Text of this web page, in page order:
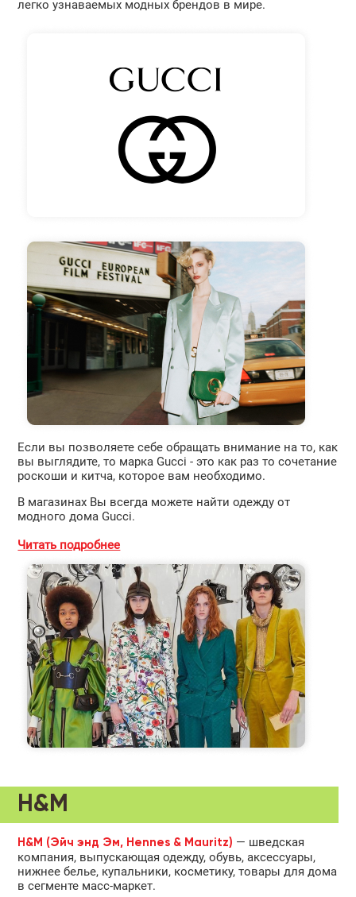
легко узнаваемых модных брендов в мире.
Если вы позволяете себе обращать внимание на то, как
вы выглядите, то марка Gucci - это как раз то сочетание
роскоши и китча, которое вам необходимо.
В магазинах Вы всегда можете найти одежду от
модного дома Gucci.
Читать подробнее
H&M
H&M (Эйч энд Эм, Hennes & Mauritz) — шведская
компания, выпускающая одежду, обувь, аксессуары,
нижнее белье, купальники, косметику, товары для дома
в сегменте масс-маркет.